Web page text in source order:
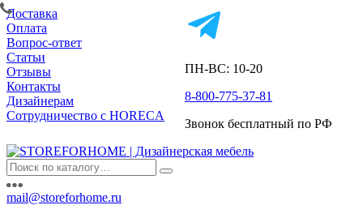
Доставка
Оплата
Вопрос-ответ
Статьи
Отзывы
Контакты
Дизайнерам
Сотрудничество с HORECA
ПН-ВС: 10-20
8-800-775-37-81
Звонок бесплатный по РФ
mail@storeforhome.ru